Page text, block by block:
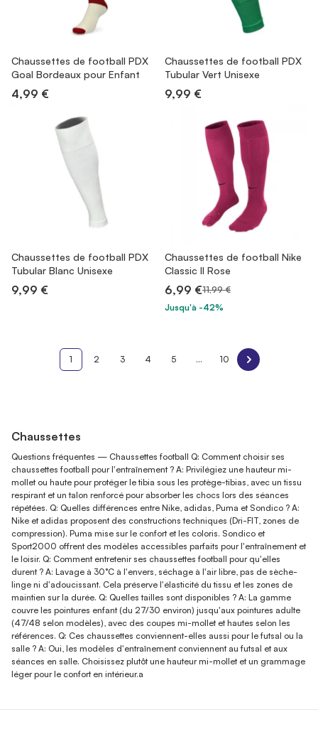
Chaussettes de football PDX
Goal Bordeaux pour Enfant
4,99 €
Chaussettes de football PDX
Tubular Vert Unisexe
9,99 €
Chaussettes de football PDX
Tubular Blanc Unisexe
9,99 €
Chaussettes de football Nike
Classic II Rose
6,99 €11,99 €
Jusqu'à -42%
1 2 3 4 5 ... 10
Chaussettes
Questions fréquentes — Chaussettes football Q: Comment choisir ses
chaussettes football pour l'entraînement ? A: Privilégiez une hauteur mi-
mollet ou haute pour protéger le tibia sous les protège-tibias, avec un tissu
respirant et un talon renforcé pour absorber les chocs lors des séances
répétées. Q: Quelles différences entre Nike, adidas, Puma et Sondico ? A:
Nike et adidas proposent des constructions techniques (Dri-FIT, zones de
compression). Puma mise sur le confort et les coloris. Sondico et
Sport2000 offrent des modèles accessibles parfaits pour l'entraînement et
le loisir. Q: Comment entretenir ses chaussettes football pour qu'elles
durent ? A: Lavage à 30°C à l'envers, séchage à l'air libre, pas de sèche-
linge ni d'adoucissant. Cela préserve l'élasticité du tissu et les zones de
maintien sur la durée. Q: Quelles tailles sont disponibles ? A: La gamme
couvre les pointures enfant (du 27/30 environ) jusqu'aux pointures adulte
(47/48 selon modèles), avec des coupes mi-mollet et hautes selon les
références. Q: Ces chaussettes conviennent-elles aussi pour le futsal ou la
salle ? A: Oui, les modèles d'entraînement conviennent au futsal et aux
séances en salle. Choisissez plutôt une hauteur mi-mollet et un grammage
léger pour le confort en intérieur.a